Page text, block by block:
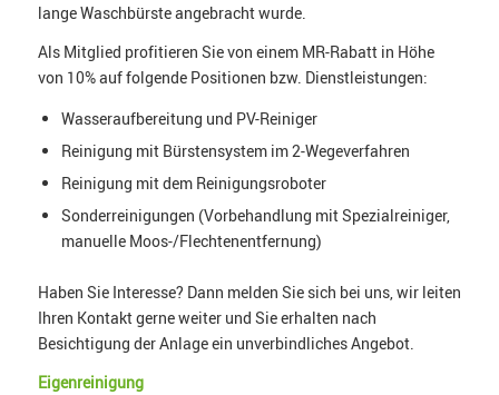
lange Waschbürste angebracht wurde.
Als Mitglied profitieren Sie von einem MR-Rabatt in Höhe
von 10% auf folgende Positionen bzw. Dienstleistungen:
Wasseraufbereitung und PV-Reiniger
Reinigung mit Bürstensystem im 2-Wegeverfahren
Reinigung mit dem Reinigungsroboter
Sonderreinigungen (Vorbehandlung mit Spezialreiniger,
manuelle Moos-/Flechtenentfernung)
Haben Sie Interesse? Dann melden Sie sich bei uns, wir leiten
Ihren Kontakt gerne weiter und Sie erhalten nach
Besichtigung der Anlage ein unverbindliches Angebot.
Eigenreinigung